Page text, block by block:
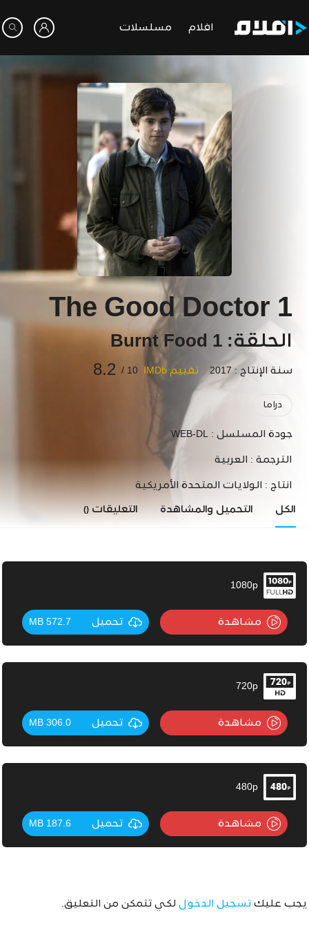
افلام مسلسلات
The Good Doctor 1
الحلقة: 1 Burnt Food
سنة الإنتاج : 2017 تقييم IMDb 10 /
8.2
دراما
جودة المسلسل : WEB-DL
الترجمة : العربية
انتاج : الولايات المتحدة الأمريكية
الكل التحميل والمشاهدة التعليقات ()
1080p
مشاهدة تحميل 572.7 MB
720p
مشاهدة تحميل 306.0 MB
480p
مشاهدة تحميل 187.6 MB
يجب عليك تسجيل الدخول لكي تتمكن من التعليق.